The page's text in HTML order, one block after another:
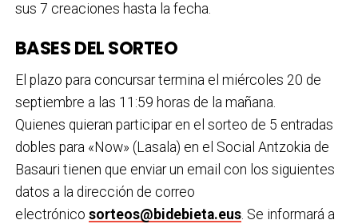
sus 7 creaciones hasta la fecha.
BASES DEL SORTEO
El plazo para concursar termina el miércoles 20 de
septiembre a las 11:59 horas de la mañana.
Quienes quieran participar en el sorteo de 5 entradas
dobles para «Now» (Lasala) en el Social Antzokia de
Basauri tienen que enviar un email con los siguientes
datos a la dirección de correo
electrónico sorteos@bidebieta.eus. Se informará a